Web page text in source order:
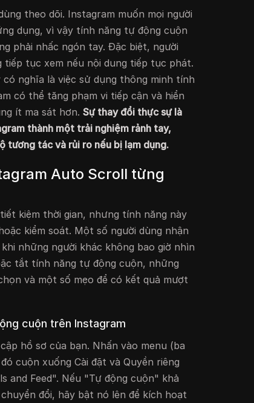
theo dõi. Instagram muốn mọi người
dụng, vì vậy tính năng tự động cuộn
phải nhấc ngón tay. Đặc biệt, người
tiếp tục xem nếu nội dung tiếp tục phát.
nghĩa là việc sử dụng thông minh tính
có thể tăng phạm vi tiếp cận và hiển
ít ma sát hơn.Sự thay đổi thực sự là
thành một trải nghiệm rảnh tay,
tương tác và rủi ro nếu bị lạm dụng.
Auto Scroll từng
kiệm thời gian, nhưng tính năng này
kiểm soát. Một số người dùng nhận
những người khác không bao giờ nhìn
tắt tính năng tự động cuộn, những
và một số mẹo để có kết quả mượt
cuộn trên Instagram
hồ sơ của bạn. Nhấn vào menu (ba
cuộn xuống Cài đặt và Quyền riêng
and Feed". Nếu "Tự động cuộn" khả
đổi, hãy bật nó lên để kích hoạt